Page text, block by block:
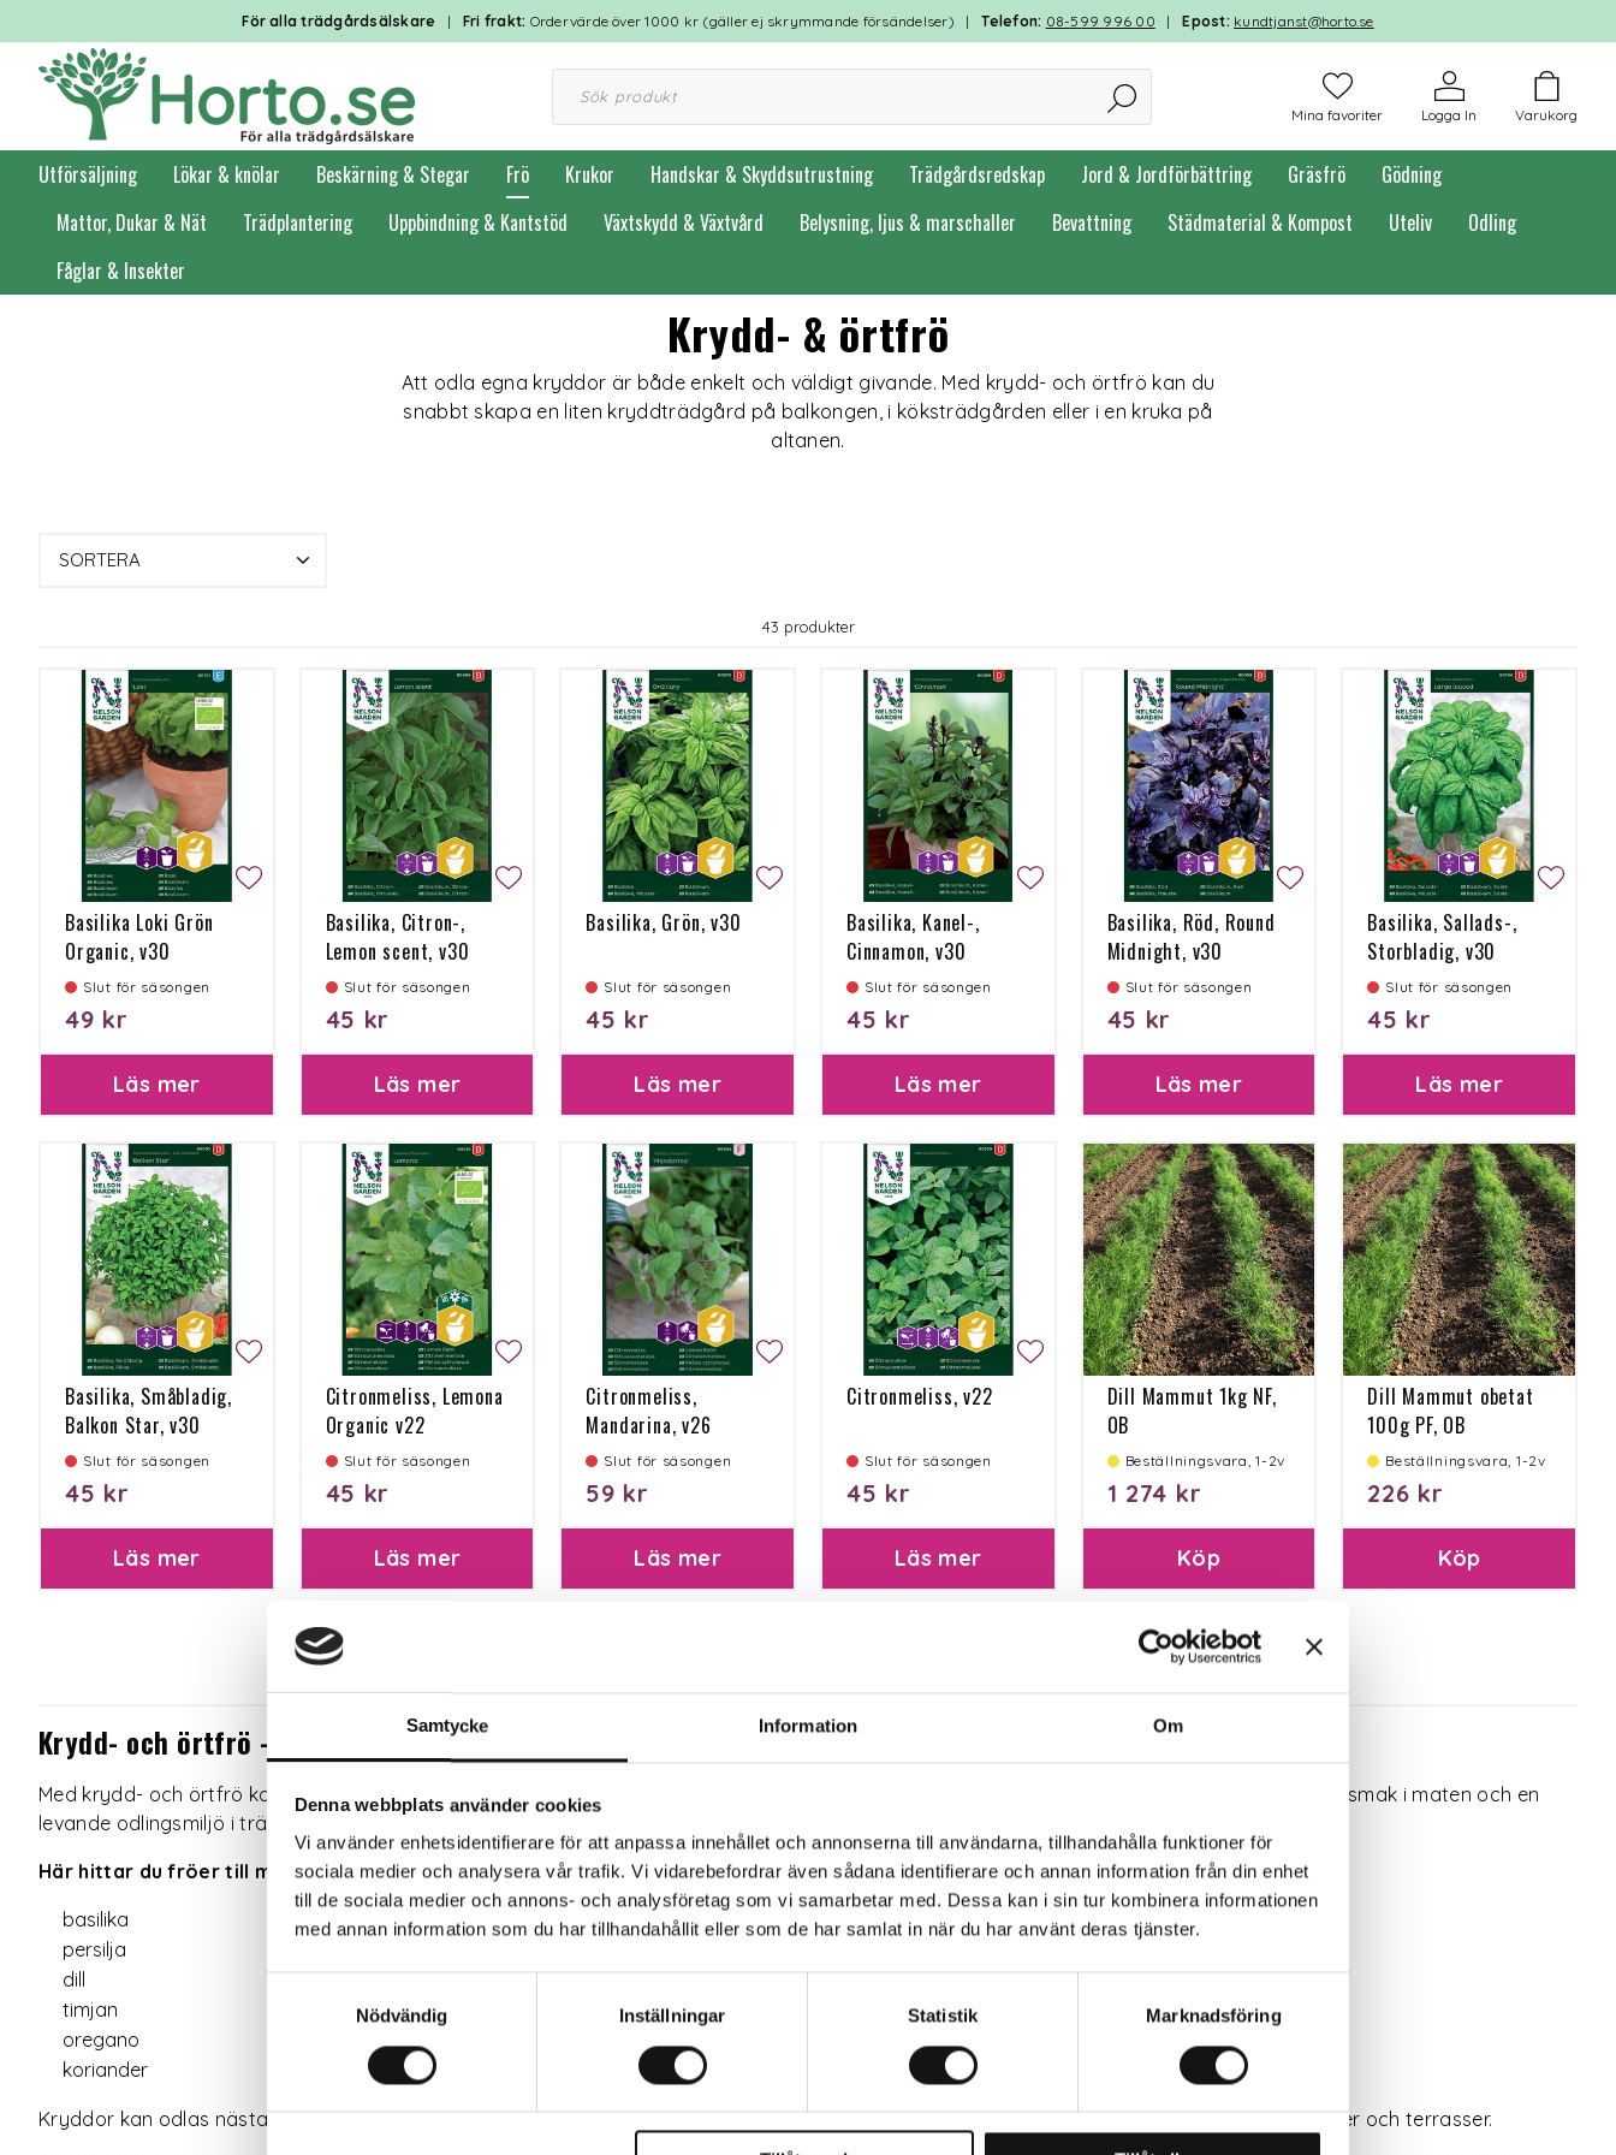
Samtycke Information Om
Denna webbplats använder cookies
Vi använder enhetsidentifierare för att anpassa innehållet och annonserna till användarna, tillhandahålla funktioner för
sociala medier och analysera vår trafik. Vi vidarebefordrar även sådana identifierare och annan information från din enhet
till de sociala medier och annons- och analysföretag som vi samarbetar med. Dessa kan i sin tur kombinera informationen
med annan information som du har tillhandahållit eller som de har samlat in när du har använt deras tjänster.
Nödvändig
Inställningar Statistik Marknadsföring
För alla trädgårdsälskare | Fri frakt: Ordervärde över 1000 kr (gäller ej skrymmande försändelser) |Telefon: 08-599 996 00 |Epost: kundtjanst@horto.se
Varukorg
Logga In
Mina favoriter
Utförsäljning Lökar & knölar Beskärning & Stegar Frö Krukor Handskar & Skyddsutrustning Trädgårdsredskap Jord & Jordförbättring Gräsfrö
Gödning
Mattor, Dukar & Nät
Trädplantering Uppbindning & Kantstöd Växtskydd & Växtvård Belysning, ljus & marschaller Bevattning Städmaterial & Kompost Uteliv
Odling
Fåglar & Insekter
Förstasidan Frö
Krydd- & örtfrö
Att odla egna kryddor är både enkelt och väldigt givande. Med krydd- och örtfrö kan du
snabbt skapa en liten kryddträdgård på balkongen, i köksträdgården eller i en kruka på
altanen.
SORTERA
43 produkter
Basilika Loki Grön
Organic, v30
Slut för säsongen
49 kr
Läs mer
Basilika, Citron-,
Lemon scent, v30
Slut för säsongen
45 kr
Läs mer
Basilika, Grön, v30
Slut för säsongen
45 kr
Läs mer
Basilika, Kanel-,
Cinnamon, v30
Slut för säsongen
45 kr
Läs mer
Basilika, Röd, Round
Midnight, v30
Slut för säsongen
45 kr
Läs mer
Basilika, Sallads-,
Storbladig, v30
Slut för säsongen
45 kr
Läs mer
Basilika, Småbladig,
Balkon Star, v30
Slut för säsongen
45 kr
Läs mer
Citronmeliss, Lemona
Organic v22
Slut för säsongen
45 kr
Läs mer
Citronmeliss,
Mandarina, v26
Slut för säsongen
59 kr
Läs mer
Citronmeliss, v22
Slut för säsongen
45 kr
Läs mer
Dill Mammut 1kg NF,
OB
Beställningsvara, 1-2v
1 274 kr
Köp
Dill Mammut obetat
100g PF, OB
Beställningsvara, 1-2v
226 kr
Köp
Krydd- och örtfrö – odla dina egna kryddor
Med krydd- och örtfrö kan du fylla trädgården – eller balkongen – med doftande och smakrika växter. Att odla egna kryddor ger både bättre smak i maten och en
levande odlingsmiljö i trädgården.
Här hittar du fröer till många populära kryddor, till exempel:
basilika
persilja
dill
timjan
oregano
koriander
Kryddor kan odlas nästan överallt – i pallkragar, rabatter, växthus eller krukor. Många sorter är dessutom perfekta för små ytor som balkonger och terrasser.